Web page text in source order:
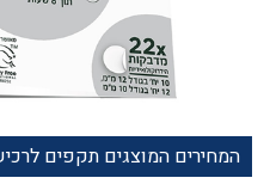
המחירים המוצגים תקפים